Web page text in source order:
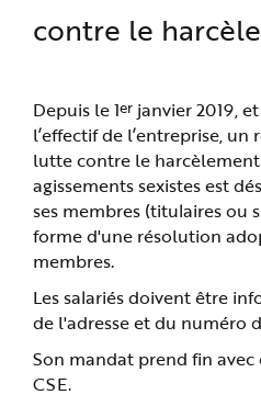
contre le
Depuis le 1er janvier 2019,
l’effectif de l’entreprise,
lutte contre le
agissements sexistes est
ses membres (titulaires ou
forme d'une résolution
membres.
Les salariés doivent être
de l'adresse et du numéro
Son mandat prend fin
CSE.